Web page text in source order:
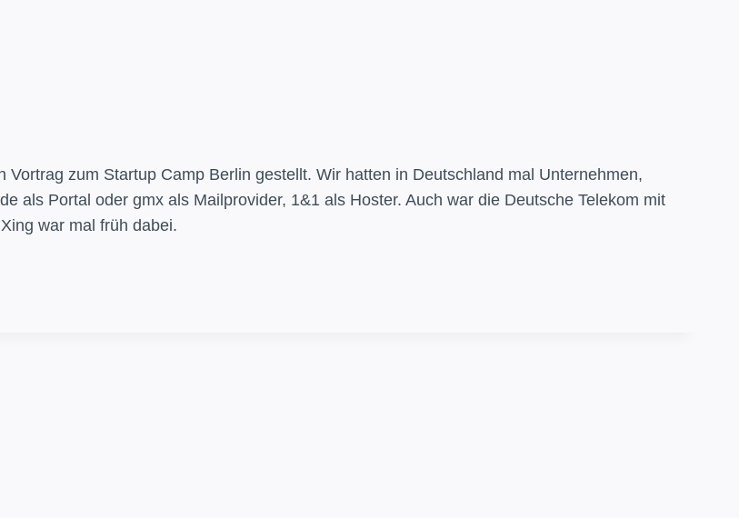
zum Startup Camp Berlin gestellt. Wir hatten in Deutschland mal Unternehmen,
als Portal oder gmx als Mailprovider, 1&1 als Hoster. Auch war die Deutsche Telekom mit
war mal früh dabei.